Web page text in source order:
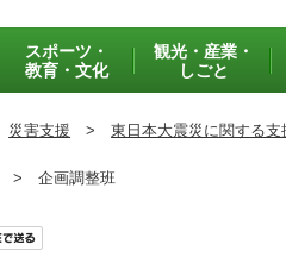
スポーツ・
教育・文化
観光・産業・
しごと
災害支援 > 東日本大震災に関する支
> 企画調整班